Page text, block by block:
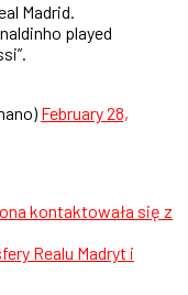
Madrid.
played
February 28,
kontaktowała się z
Realu Madryt i